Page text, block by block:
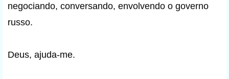
negociando, conversando, envolvendo o governo
russo.
Deus, ajuda-me.